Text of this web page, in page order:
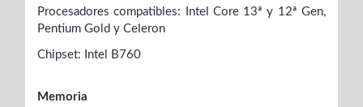
Procesadores compatibles: Intel Core 13ª y 12ª Gen,
Pentium Gold y Celeron
Chipset: Intel B760
Memoria